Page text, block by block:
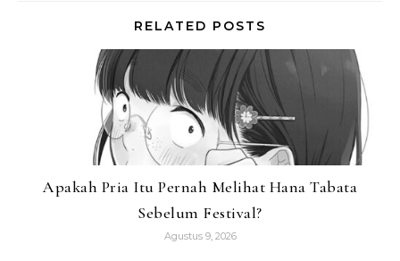
RELATED POSTS
Apakah Pria Itu Pernah Melihat Hana Tabata
Sebelum Festival?
Agustus 9, 2026